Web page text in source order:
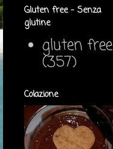
Gluten free - Senza
glutine
gluten free
(357)
Colazione